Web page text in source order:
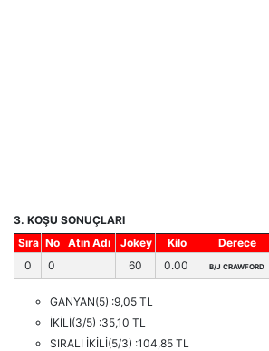
3. KOŞU SONUÇLARI
Sıra No Atın Adı Jokey Kilo Derece
0
0 60 0.00 B/J CRAWFORD
GANYAN(5) :9,05 TL
İKİLİ(3/5) :35,10 TL
SIRALI İKİLİ(5/3) :104,85 TL